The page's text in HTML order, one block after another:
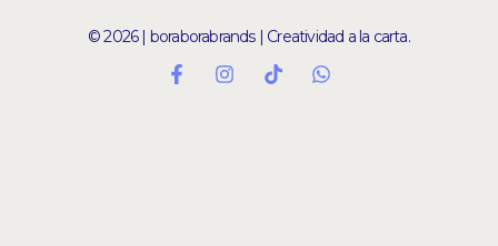
© 2026 | boraborabrands | Creatividad a la carta.